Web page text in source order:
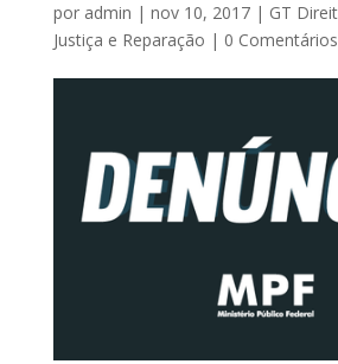
por admin | nov 10, 2017| GT
Justiça e Reparação | 0 Comentários